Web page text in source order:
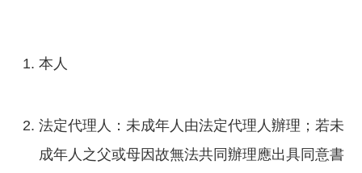
計
消
本人
法定代理人：未成年人由法定代理人辦理；若未
成年人之父或母因故無法共同辦理應出具同意書